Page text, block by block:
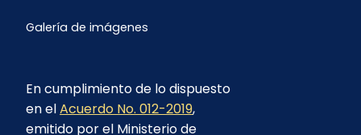
Galería de imágenes
En cumplimiento de lo dispuesto
en elAcuerdo No. 012-2019,
emitido por el Ministerio de